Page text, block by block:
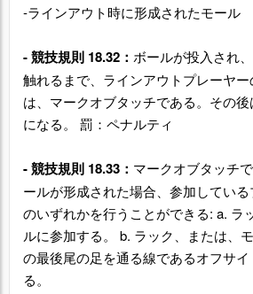
‐ラインアウト時に形成されたモール
-競技規則 18.32： ボールが投入され
触れるまで、ラインアウトプレーヤ
は、マークオブタッチである。その
になる。 罰：ペナルティ
-競技規則 18.33： マークオブタッチ
ールが形成された場合、参加してい
のいずれかを行うことができる: a. ラ
ルに参加する。 b. ラック、または、
の最後尾の足を通る線であるオフサ
る。